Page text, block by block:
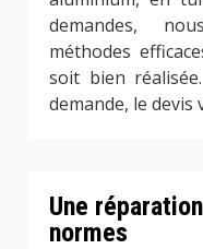
demandes,
méthodes
soit bien
demande, le devis
Une
normes